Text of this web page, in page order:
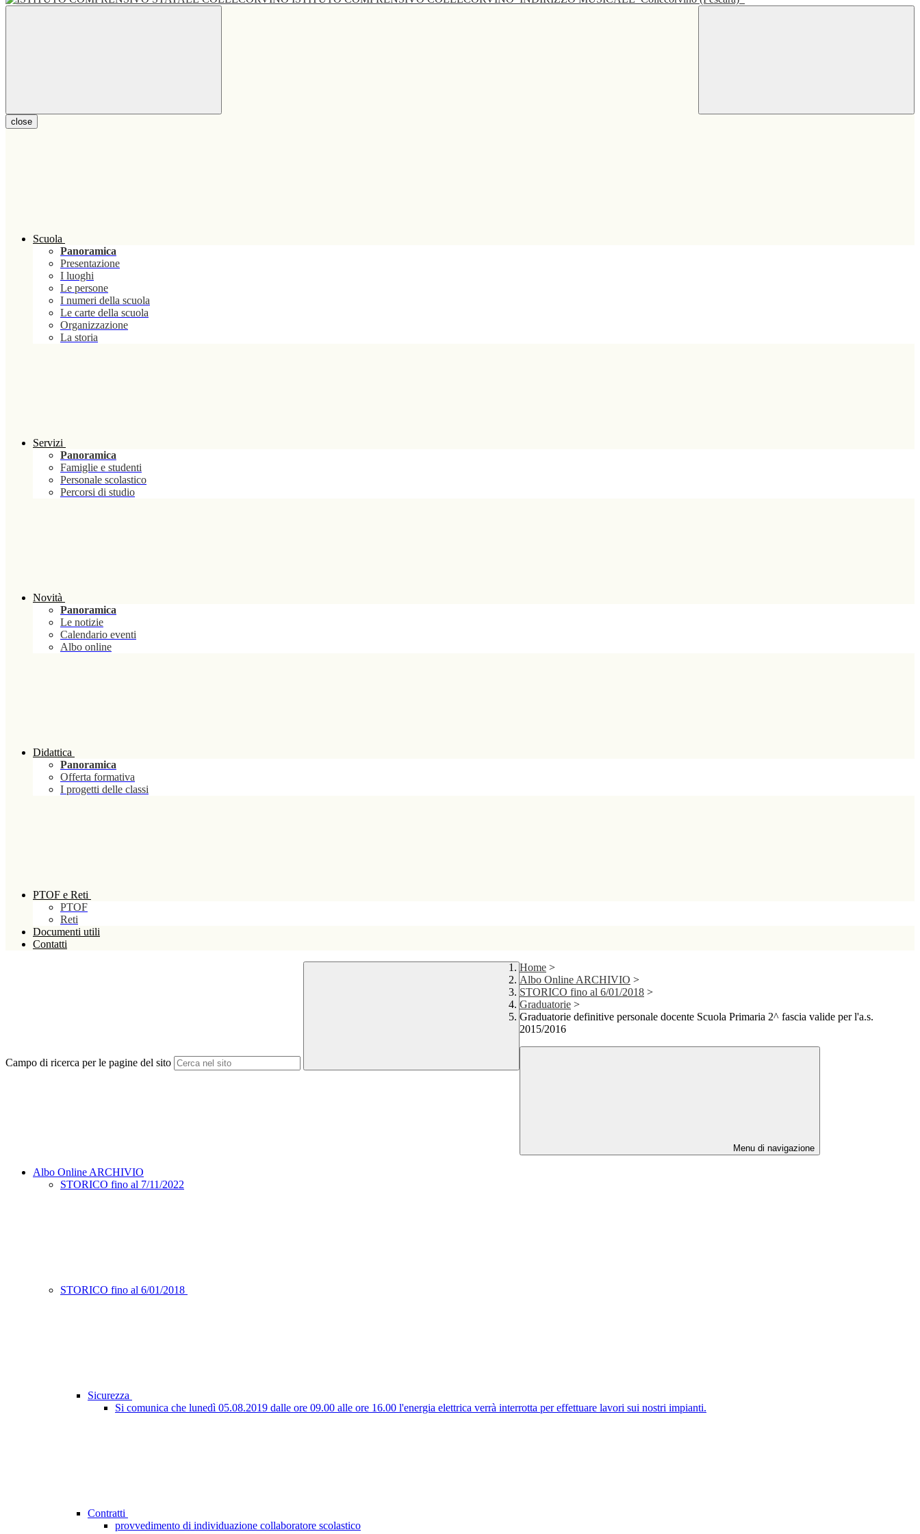
close
Scuola
Panoramica
Presentazione
I luoghi
Le persone
I numeri della scuola
Le carte della scuola
Organizzazione
La storia
Servizi
Panoramica
Famiglie e studenti
Personale scolastico
Percorsi di studio
Novità
Panoramica
Le notizie
Calendario eventi
Albo online
Didattica
Panoramica
Offerta formativa
I progetti delle classi
PTOF e Reti
PTOF
Reti
Documenti utili
Contatti
Campo di ricerca per le pagine del sito
Home >
Albo Online ARCHIVIO >
STORICO fino al 6/01/2018 >
Graduatorie >
Graduatorie definitive personale docente Scuola Primaria 2^ fascia valide per l'a.s.
2015/2016
Menu di navigazione
Albo Online ARCHIVIO
STORICO fino al 7/11/2022
STORICO fino al 6/01/2018
Sicurezza
Si comunica che lunedì 05.08.2019 dalle ore 09.00 alle ore 16.00 l'energia elettrica verrà interrotta per effettuare lavori sui nostri impianti.
Contratti
provvedimento di individuazione collaboratore scolastico